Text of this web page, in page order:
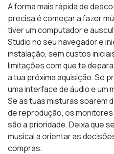
A forma mais rápida de
precisa é começar a fazer
tiver um computador e
Studio no seu navegador e
instalação, sem custos
limitações com que te
a tua próxima aquisição. Se
uma interface de áudio e um
Se as tuas misturas soarem
de reprodução, os
são a prioridade. Deixa que
musical a orientar as
compras.